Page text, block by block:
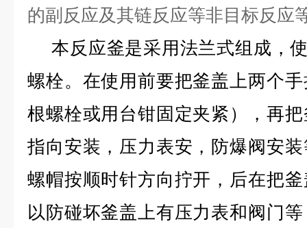
的副反应及其链反应等非目标反应
本反应釜是采用法兰式组成，
螺栓。在使用前要把釜盖上两个
根螺栓或用台钳固定夹紧），再
指向安装，压力表安，防爆阀安
螺帽按顺时针方向拧开，后在把
以防碰坏釜盖上有压力表和阀门